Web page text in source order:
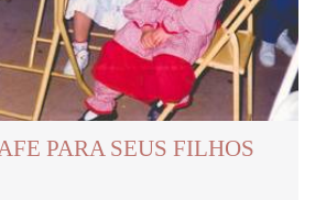
PARA SEUS FILHOS